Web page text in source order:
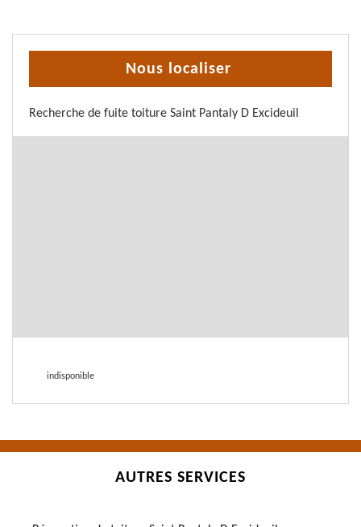
Nous localiser
Recherche de fuite toiture Saint Pantaly D Excideuil
indisponible
AUTRES SERVICES